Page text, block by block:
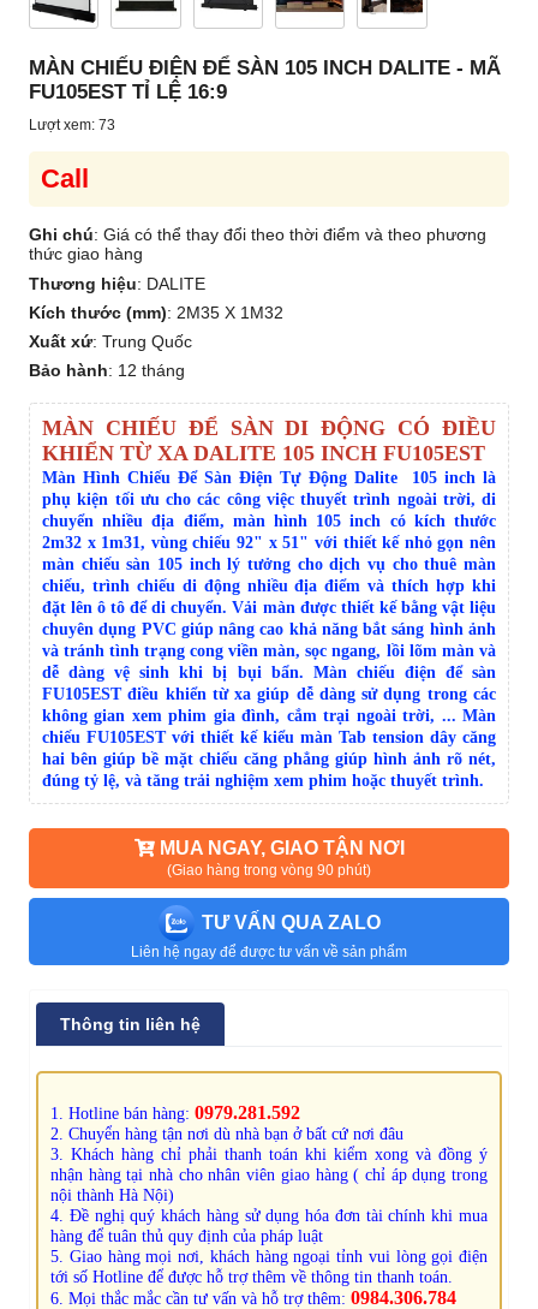
MÀN CHIẾU ĐIỆN ĐỂ SÀN 105 INCH DALITE - MÃ
FU105EST TỈ LỆ 16:9
Lượt xem: 73
Call
Ghi chú: Giá có thể thay đổi theo thời điểm và theo phương
thức giao hàng
Thương hiệu: DALITE
Kích thước (mm): 2M35 X 1M32
Xuất xứ: Trung Quốc
Bảo hành: 12 tháng
MÀN CHIẾU ĐỂ SÀN DI ĐỘNG CÓ ĐIỀU
KHIỂN TỪ XA DALITE 105 INCH FU105EST
Màn Hình Chiếu Để Sàn Điện Tự Động Dalite 105 inch là
phụ kiện tối ưu cho các công việc thuyết trình ngoài trời, di
chuyển nhiều địa điểm, màn hình 105 inch có kích thước
2m32 x 1m31, vùng chiếu 92" x 51" với thiết kế nhỏ gọn nên
màn chiếu sàn 105 inch lý tưởng cho dịch vụ cho thuê màn
chiếu, trình chiếu di động nhiều địa điểm và thích hợp khi
đặt lên ô tô để di chuyển. Vải màn được thiết kế bằng vật liệu
chuyên dụng PVC giúp nâng cao khả năng bắt sáng hình ảnh
và tránh tình trạng cong viền màn, sọc ngang, lồi lõm màn và
dễ dàng vệ sinh khi bị bụi bẩn. Màn chiếu điện để sàn
FU105EST điều khiển từ xa giúp dễ dàng sử dụng trong các
không gian xem phim gia đình, cắm trại ngoài trời, ... Màn
chiếu FU105EST với thiết kế kiểu màn Tab tension dây căng
hai bên giúp bề mặt chiếu căng phẳng giúp hình ảnh rõ nét,
đúng tỷ lệ, và tăng trải nghiệm xem phim hoặc thuyết trình.
MUA NGAY, GIAO TẬN NƠI
(Giao hàng trong vòng 90 phút)
TƯ VẤN QUA ZALO
Liên hệ ngay để được tư vấn về sản phẩm
Thông tin liên hệ
1. Hotline bán hàng: 0979.281.592
2. Chuyển hàng tận nơi dù nhà bạn ở bất cứ nơi đâu
3. Khách hàng chỉ phải thanh toán khi kiểm xong và đồng ý
nhận hàng tại nhà cho nhân viên giao hàng ( chỉ áp dụng trong
nội thành Hà Nội)
4. Đề nghị quý khách hàng sử dụng hóa đơn tài chính khi mua
hàng để tuân thủ quy định của pháp luật
5. Giao hàng mọi nơi, khách hàng ngoại tỉnh vui lòng gọi điện
tới số Hotline để được hỗ trợ thêm về thông tin thanh toán.
6. Mọi thắc mắc cần tư vấn và hỗ trợ thêm: 0984.306.784